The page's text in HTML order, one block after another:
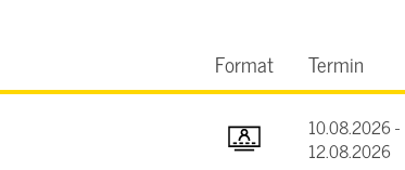
Format Termin
10.08.2026 -
12.08.2026